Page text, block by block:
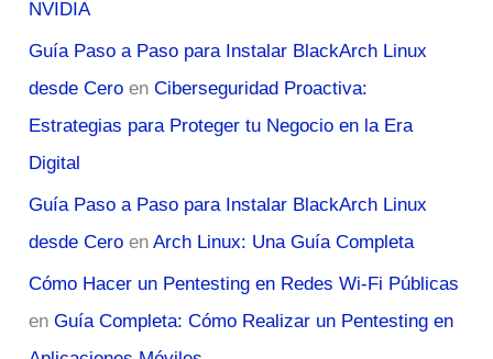
NVIDIA
Guía Paso a Paso para Instalar BlackArch Linux
desde Cero enCiberseguridad Proactiva:
Estrategias para Proteger tu Negocio en la Era
Digital
Guía Paso a Paso para Instalar BlackArch Linux
desde Cero enArch Linux: Una Guía Completa
Cómo Hacer un Pentesting en Redes Wi-Fi Públicas
enGuía Completa: Cómo Realizar un Pentesting en